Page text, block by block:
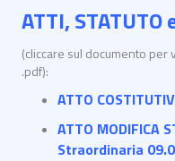
ATTI, STATUTO
(cliccare sul documento
.pdf):
ATTO
ATTO MODIFICA
Straordinaria